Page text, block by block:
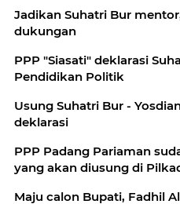
Jadikan Suhatri Bur
dukungan
PPP "Siasati" deklarasi
Pendidikan Politik
Usung Suhatri Bur -
deklarasi
PPP Padang Pariaman
yang akan diusung di
Maju calon Bupati, Fadhil